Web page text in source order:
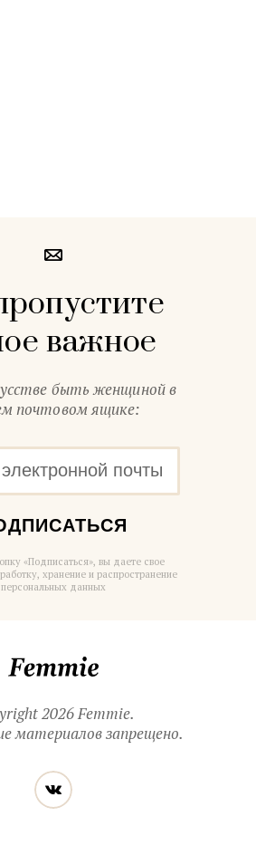
важное
быть женщиной в
почтовом ящике:
«Подписаться», вы даете свое
хранение и распространение
персональных данных
2026 Femmie.
материалов запрещено.
Читайте
нас
в социальных